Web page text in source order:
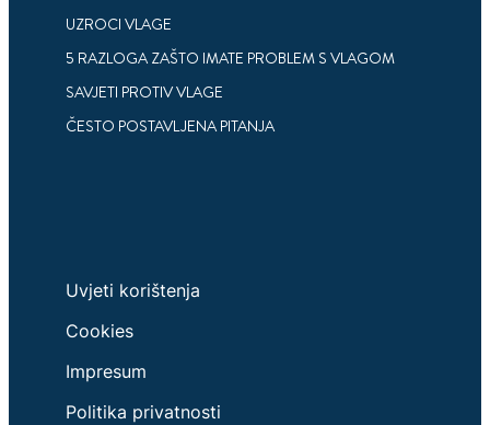
KAKO JE KONTROLISATI
Savjeti kako kontrolisati vlagu i njene posljedice
tokom sezone hladnog i vlažnog vremena.
UZROCI VLAGE
5 RAZLOGA ZAŠTO IMATE PROBLEM S VLAGOM
SAVJETI PROTIV VLAGE
ČESTO POSTAVLJENA PITANJA
Uvjeti korištenja
Cookies
Impresum
Politika privatnosti